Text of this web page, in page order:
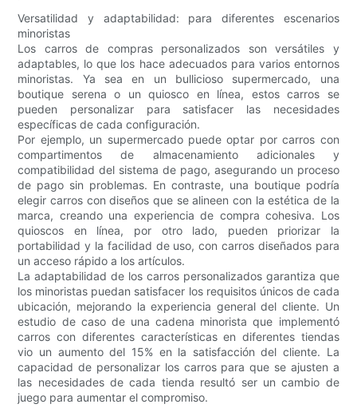
Versatilidad y adaptabilidad: para diferentes escenarios
minoristas
Los carros de compras personalizados son versátiles y
adaptables, lo que los hace adecuados para varios entornos
minoristas. Ya sea en un bullicioso supermercado, una
boutique serena o un quiosco en línea, estos carros se
pueden personalizar para satisfacer las necesidades
específicas de cada configuración.
Por ejemplo, un supermercado puede optar por carros con
compartimentos de almacenamiento adicionales y
compatibilidad del sistema de pago, asegurando un proceso
de pago sin problemas. En contraste, una boutique podría
elegir carros con diseños que se alineen con la estética de la
marca, creando una experiencia de compra cohesiva. Los
quioscos en línea, por otro lado, pueden priorizar la
portabilidad y la facilidad de uso, con carros diseñados para
un acceso rápido a los artículos.
La adaptabilidad de los carros personalizados garantiza que
los minoristas puedan satisfacer los requisitos únicos de cada
ubicación, mejorando la experiencia general del cliente. Un
estudio de caso de una cadena minorista que implementó
carros con diferentes características en diferentes tiendas
vio un aumento del 15% en la satisfacción del cliente. La
capacidad de personalizar los carros para que se ajusten a
las necesidades de cada tienda resultó ser un cambio de
juego para aumentar el compromiso.